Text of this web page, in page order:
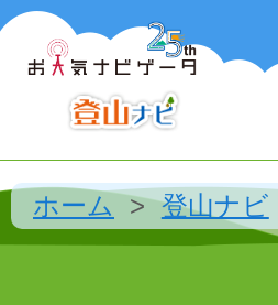
ホーム 登山ナビ